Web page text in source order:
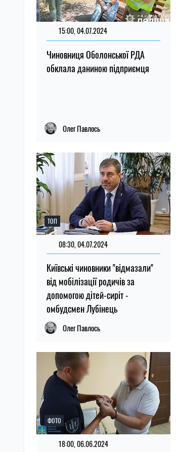
15:00, 04.07.2024
Чиновниця Оболонської РДА
обклала даниною підприємця
Олег Павлось
ТОП
08:30, 04.07.2024
Київські чиновники "відмазали"
від мобілізації родичів за
допомогою дітей-сиріт -
омбудсмен Лубінець
Олег Павлось
ФОТО
18:00, 06.06.2024